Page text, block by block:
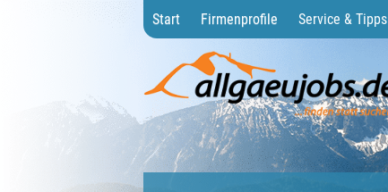
Start Firmenprofile Service & Tipps